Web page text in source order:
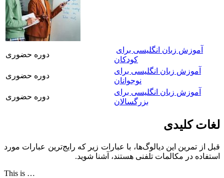
دوره حضوری
آموزش زبان انگلیسی برای
کودکان
دوره حضوری
آموزش زبان انگلیسی برای
نوجوانان
دوره حضوری
آموزش زبان انگلیسی برای
بزرگسالان
لغات کلیدی
قبل از تمرین این دیالوگ‌ها، با عبارات زیر که رایج‌ترین عبارات مورد
استفاده در مکالمات تلفنی هستند، آشنا شوید.
This is …